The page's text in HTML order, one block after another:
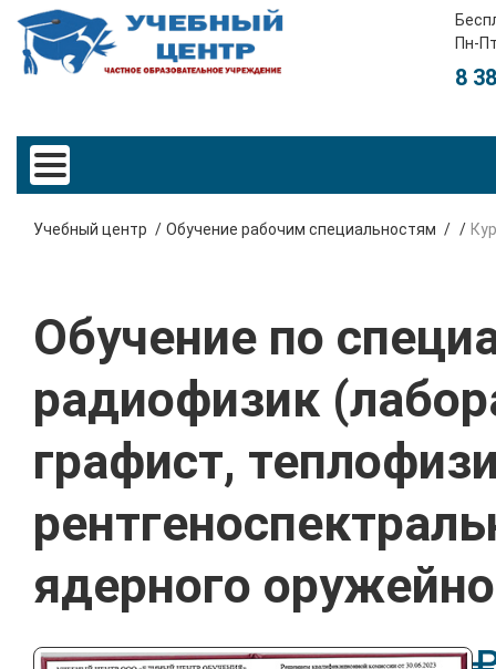
Пн-
8
Учебный центр Обучение рабочим специальностям
Обучение по
радиофизик
графист,
ядерного